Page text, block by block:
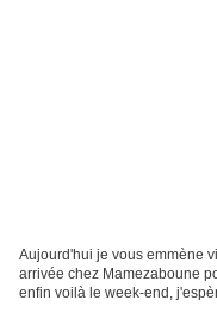
Aujourd'hui je vous emmène
arrivée chez Mamezaboune
enfin voilà le week-end,